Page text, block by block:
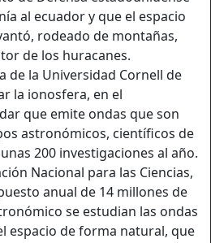
al ecuador y que el espacio
rodeado de montañas,
de los huracanes.
de la Universidad Cornell de
la ionosfera, en el
que emite ondas que son
astronómicos, científicos de
200 investigaciones al año.
Nacional para las Ciencias,
anual de 14 millones de
se estudian las ondas
espacio de forma natural, que